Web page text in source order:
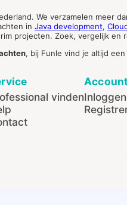
We verzamelen meer
in Java development,
projecten. Zoek, vergelijk
, bij Funle vind je altijd
vindenInloggen